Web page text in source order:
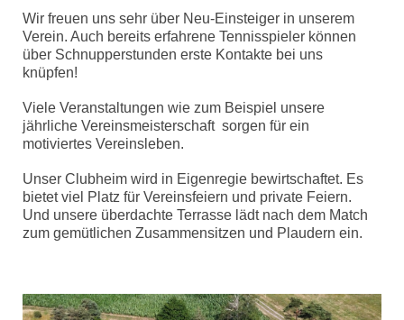
Wir freuen uns sehr über Neu-Einsteiger in unserem
Verein. Auch bereits erfahrene Tennisspieler können
über Schnupperstunden erste Kontakte bei uns
knüpfen!
Viele Veranstaltungen wie zum Beispiel unsere
jährliche Vereinsmeisterschaft sorgen für ein
motiviertes Vereinsleben.
Unser Clubheim wird in Eigenregie bewirtschaftet. Es
bietet viel Platz für Vereinsfeiern und private Feiern.
Und unsere überdachte Terrasse lädt nach dem Match
zum gemütlichen Zusammensitzen und Plaudern ein.